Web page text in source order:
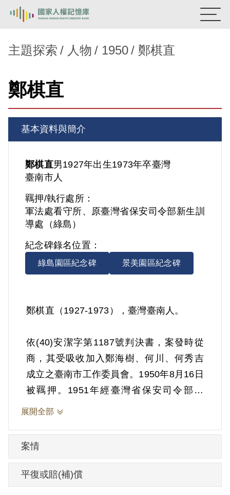
新生訓導處
主題探索
背景知識
關於我們
主題探索 人物 1950 鄭棋直
鄭棋直
基本資料與簡介
鄭棋直男1927年出生1973年卒臺灣
臺南市人
羈押/執行處所：
軍法處看守所、原臺灣省保安司令部新生訓
導處（綠島）
紀念碑錄名位置：
綠島園區紀念碑 景美園區紀念碑
鄭棋直（1927-1973），臺灣臺南人。
依(40)安潔字第1187號判決書，案發時從
商，其受吸收加入鄭海樹、何川、何秀吉
成立之臺南市工作委員會。1950年8月16日
被羈押。1951年經臺灣省保安司令部以
《懲治叛亂條例》第5條「參加叛亂之組
作。1963年11月1日奉准結訓開釋。
其家屬於2002年12月向補償基金會提出申
展開全部
案情
平復或賠(補)償